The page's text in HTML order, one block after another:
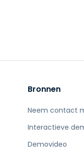
Bronnen
Neem contact
Interactieve
Demovideo